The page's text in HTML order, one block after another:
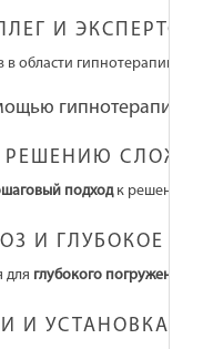
И ЭКСПЕРТОВ
в области гипнотерапии
гипнотерапии
РЕШЕНИЮ
подходк решению
И ГЛУБОКОЕ
для глубокого погружения
И УСТАНОВКАМИ